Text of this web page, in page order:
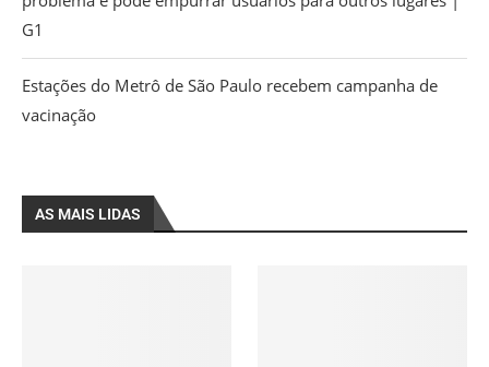
G1
Estações do Metrô de São Paulo recebem campanha de
vacinação
AS MAIS LIDAS